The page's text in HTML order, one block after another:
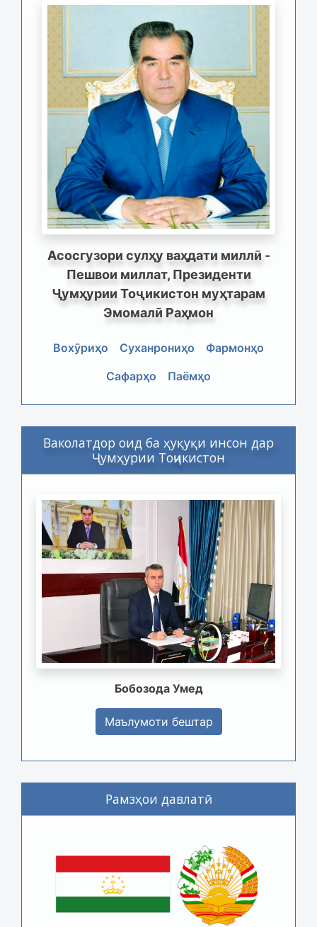
Асосгузори сулҳу ваҳдати миллӣ -
Пешвои миллат, Президенти
Ҷумҳурии Тоҷикистон муҳтарам
Эмомалӣ Раҳмон
Вохӯриҳо Суханрониҳо
Фармонҳо
Сафарҳо
Паёмҳо
Ваколатдор оид ба ҳуқуқи инсон дар
Ҷумҳурии Тоҷикистон
Бобозода Умед
Маълумоти бештар
Рамзҳои давлатӣ